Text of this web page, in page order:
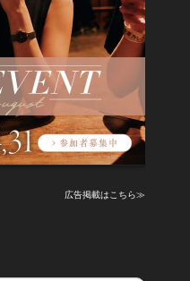
広告掲載はこちら≫